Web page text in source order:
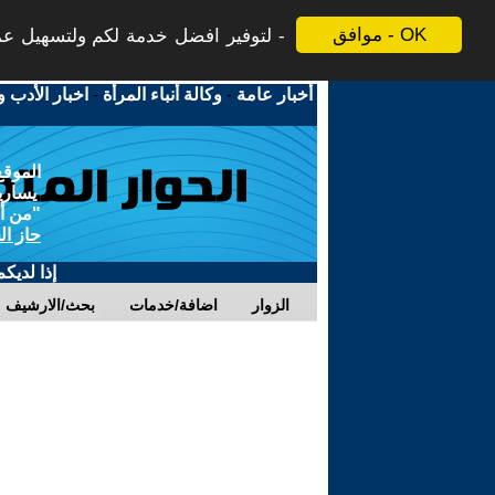
موافق - OK لتوفير افضل خدمة لكم ولتسهيل
أخبار عامة -وكالة أنباء المرأة - اخبار الأدب
"من
حاز
إذا
بحث/الارشيف اضافة/خدمات الزوار